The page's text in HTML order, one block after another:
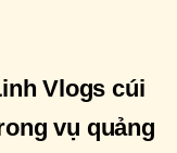
Vlogs cúi
vụ quảng